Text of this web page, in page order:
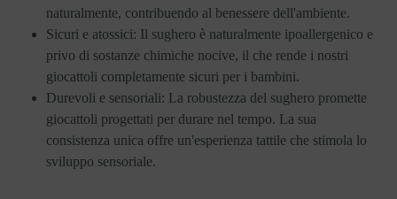
naturalmente, contribuendo al benessere dell'ambiente.
Sicuri e atossici: Il sughero è naturalmente ipoallergenico e
privo di sostanze chimiche nocive, il che rende i nostri
giocattoli completamente sicuri per i bambini.
Durevoli e sensoriali: La robustezza del sughero promette
giocattoli progettati per durare nel tempo. La sua
consistenza unica offre un'esperienza tattile che stimola lo
sviluppo sensoriale.